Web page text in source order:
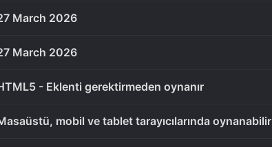
March 2026
March 2026
- Eklenti gerektirmeden oynanır
mobil ve tablet tarayıcılarında oynanabilir